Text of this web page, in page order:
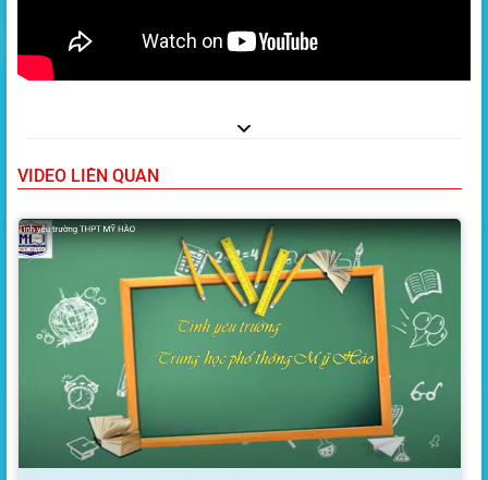
VIDEO LIÊN QUAN